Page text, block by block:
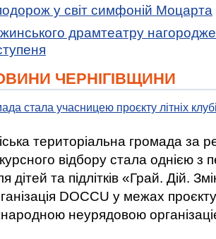
у світ симфоній Моцарта
драмтеатру
ЧЕРНІГІВЩИНИ
стала учасницею проєкту літніх
територіальна громада за
відбору стала однією
дітей та підлітків «Грай. Дій.
DOCCU у межах
неурядовою